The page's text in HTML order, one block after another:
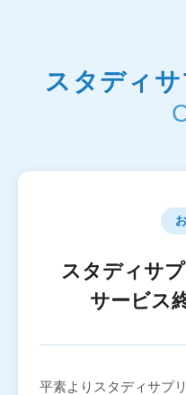
スタディ
スタディサ
サービス
平素よりスタディサプ